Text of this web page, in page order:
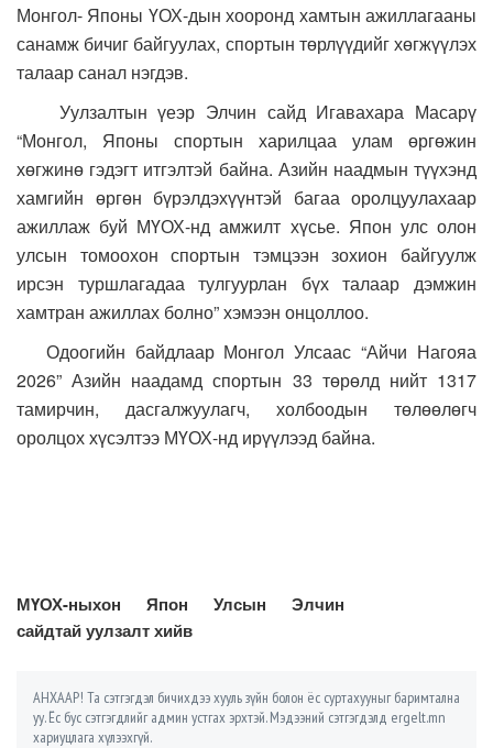
Монгол- Японы ҮОХ-дын хооронд хамтын ажиллагааны
санамж бичиг байгуулах, спортын төрлүүдийг хөгжүүлэх
талаар санал нэгдэв.
Уулзалтын үеэр Элчин сайд Игавахара Масарү
“Монгол, Японы спортын харилцаа улам өргөжин
хөгжинө гэдэгт итгэлтэй байна. Азийн наадмын түүхэнд
хамгийн өргөн бүрэлдэхүүнтэй багаа оролцуулахаар
ажиллаж буй МҮОХ-нд амжилт хүсье. Япон улс олон
улсын томоохон спортын тэмцээн зохион байгуулж
ирсэн туршлагадаа тулгуурлан бүх талаар дэмжин
хамтран ажиллах болно” хэмээн онцоллоо.
Одоогийн байдлаар Монгол Улсаас “Айчи Нагояа
2026” Азийн наадамд спортын 33 төрөлд нийт 1317
тамирчин, дасгалжуулагч, холбоодын төлөөлөгч
оролцох хүсэлтээ МҮОХ-нд ирүүлээд байна.
МҮОХ-ныхон Япон Улсын Элчин
сайдтай уулзалт хийв
АНХААР! Та сэтгэгдэл бичихдээ хууль зүйн болон ёс суртахууныг баримтална
уу. Ёс бус сэтгэгдлийг админ устгах эрхтэй. Мэдээний сэтгэгдэлд ergelt.mn
хариуцлага хүлээхгүй.